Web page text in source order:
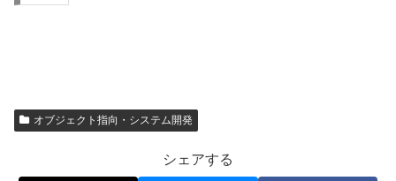
オブジェクト指向・システム開発
シェアする